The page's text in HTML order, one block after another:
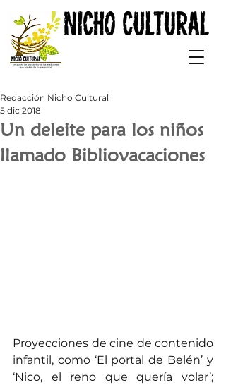
Un deleite para los niños
llamado Bibliovacaciones
Redacción Nicho Cultural
5 dic 2018
Proyecciones de cine de contenido
infantil, como ‘El portal de Belén’ y
‘Nico, el reno que quería volar’;